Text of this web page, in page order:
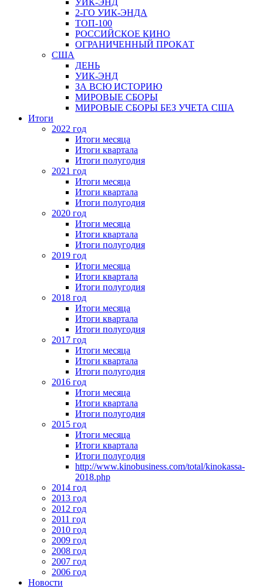
УИК-ЭНД
2-ГО УИК-ЭНДА
ТОП-100
РОССИЙСКОЕ КИНО
ОГРАНИЧЕННЫЙ ПРОКАТ
США
ДЕНЬ
УИК-ЭНД
ЗА ВСЮ ИСТОРИЮ
МИРОВЫЕ СБОРЫ
МИРОВЫЕ СБОРЫ БЕЗ УЧЕТА США
Итоги
2022 год
Итоги месяца
Итоги квартала
Итоги полугодия
2021 год
Итоги месяца
Итоги квартала
Итоги полугодия
2020 год
Итоги месяца
Итоги квартала
Итоги полугодия
2019 год
Итоги месяца
Итоги квартала
Итоги полугодия
2018 год
Итоги месяца
Итоги квартала
Итоги полугодия
2017 год
Итоги месяца
Итоги квартала
Итоги полугодия
2016 год
Итоги месяца
Итоги квартала
Итоги полугодия
2015 год
Итоги месяца
Итоги квартала
Итоги полугодия
http://www.kinobusiness.com/total/kinokassa-
2018.php
2014 год
2013 год
2012 год
2011 год
2010 год
2009 год
2008 год
2007 год
2006 год
Новости